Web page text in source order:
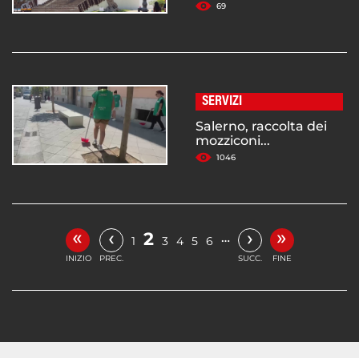
69
SERVIZI
Salerno, raccolta dei
mozziconi...
1046
«
INIZIO
‹
PREC.
1 2 3 4 5 6 … ›
SUCC.
»
FINE